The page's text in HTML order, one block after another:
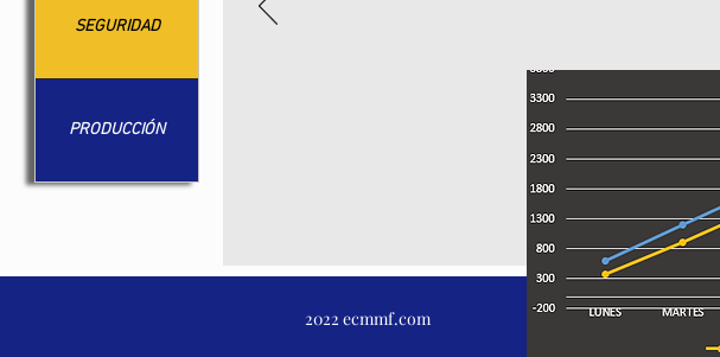
SEGURIDAD
PRODUCCIÓN
2022 ecmmf.com